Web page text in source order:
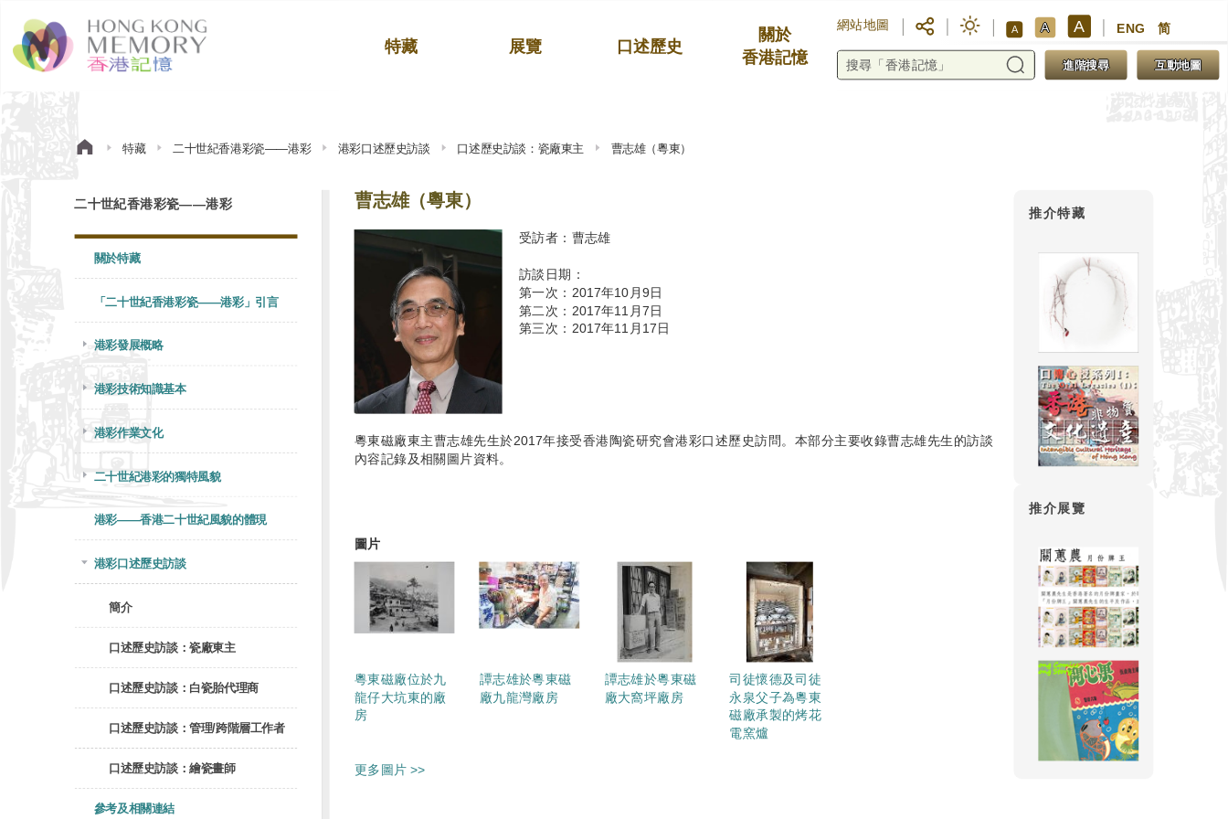
特藏 展覽 口述歷史
關於
香港記憶
網站地圖 A A A ENG 简
進階搜尋 互動地圖
特藏 二十世紀香港彩瓷——港彩 港彩口述歷史訪談 口述歷史訪談：瓷廠東主 曹志雄（粵東）
二十世紀香港彩瓷——港彩
關於特藏
「二十世紀香港彩瓷——港彩」引言
港彩發展概略
港彩技術知識基本
港彩作業文化
二十世紀港彩的獨特風貌
港彩——香港二十世紀風貌的體現
港彩口述歷史訪談
簡介
口述歷史訪談：瓷廠東主
口述歷史訪談：白瓷胎代理商
口述歷史訪談：管理/跨階層工作者
口述歷史訪談：繪瓷畫師
參考及相關連結
曹志雄（粵東）
受訪者：曹志雄
訪談日期：
第一次：2017年10月9日
第二次：2017年11月7日
第三次：2017年11月17日
粵東磁廠東主曹志雄先生於2017年接受香港陶瓷研究會港彩口述歷史訪問。本部分主要收錄曹志雄先生的訪談
內容記錄及相關圖片資料。
圖片
粵東磁廠位於九
龍仔大坑東的廠
房
譚志雄於粵東磁
廠九龍灣廠房
譚志雄於粵東磁
廠大窩坪廠房
司徒懷德及司徒
永泉父子為粵東
磁廠承製的烤花
電窯爐
更多圖片 >>
推介特藏
推介展覽